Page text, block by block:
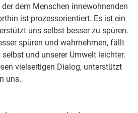
dem Menschen innewohnenden
ist prozessorientiert. Es ist ein
uns selbst besser zu spüren.
spüren und wahrnehmen, fällt
und unserer Umwelt leichter.
vielseitigen Dialog, unterstützt
uns.